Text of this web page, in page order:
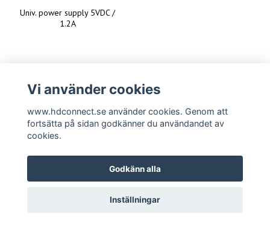
Univ. power supply 5VDC /
1.2A
Copyright www.hdconnect.se 2026 -Powered by Quickbutik
Vi använder cookies
www.hdconnect.se använder cookies. Genom att
fortsätta på sidan godkänner du användandet av
cookies.
Godkänn alla
Inställningar